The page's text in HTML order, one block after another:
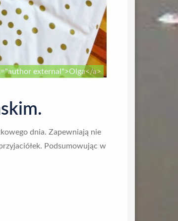
external">Olga</a>
dnia. Zapewniają nie
Podsumowując w